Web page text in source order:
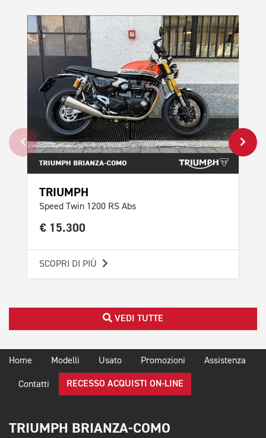
TRIUMPH
Speed Twin 1200 RS Abs
€ 15.300
SCOPRI DI PIÙ
VEDI TUTTE
Home Modelli Usato Promozioni Assistenza
Contatti RECESSO ACQUISTI ON-LINE
TRIUMPH BRIANZA-COMO